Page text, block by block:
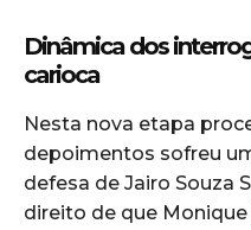
Dinâmica dos
carioca
Nesta nova etapa
depoimentos sofreu
defesa de Jairo Souza
direito de que